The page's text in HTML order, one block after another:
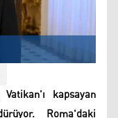
kapsayan